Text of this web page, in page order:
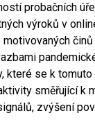
probačních
výroků v
které se k
směřující k
zvýšení